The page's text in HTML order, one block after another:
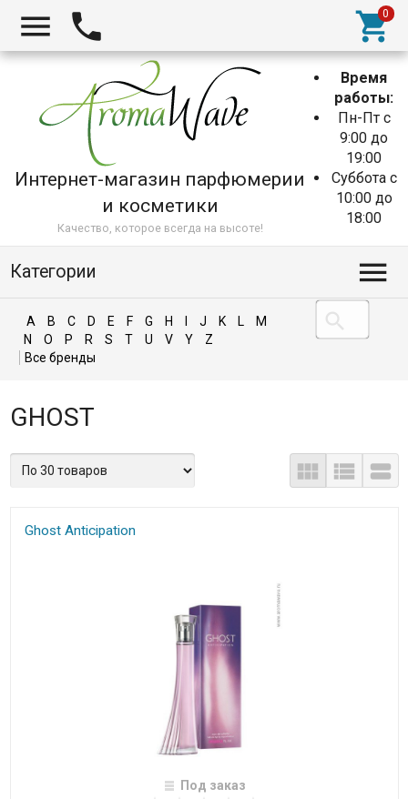
Интернет-магазин парфюмерии
и косметики
Качество, которое всегда на высоте!
Время
работы:
Пн-Пт с
9:00 до
19:00
Суббота с
10:00 до
18:00
Категории
A B C D E F G H J K L
M
N
O P R S T U V Y Z
GHOST
Ghost Anticipation
Под заказ